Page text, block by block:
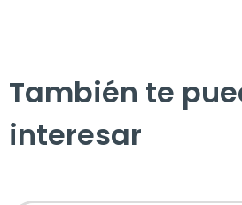
También te
interesar